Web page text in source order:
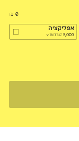
אפליקציה
5,000 הורדות
0
₪